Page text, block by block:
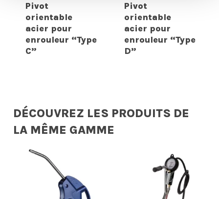
Pivot
orientable
acier pour
enrouleur “Type
C”
Pivot
orientable
acier pour
enrouleur “Type
D”
DÉCOUVREZ LES PRODUITS DE
LA MÊME GAMME